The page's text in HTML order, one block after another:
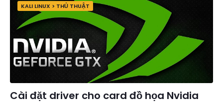
KALI LINUX > THỦ THUẬT
Cài đặt driver cho card đồ họa Nvidia